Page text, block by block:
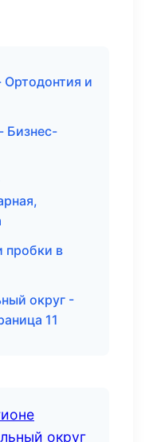
Ортодонтия и
Бизнес-
пробки в
округ -
11
округ